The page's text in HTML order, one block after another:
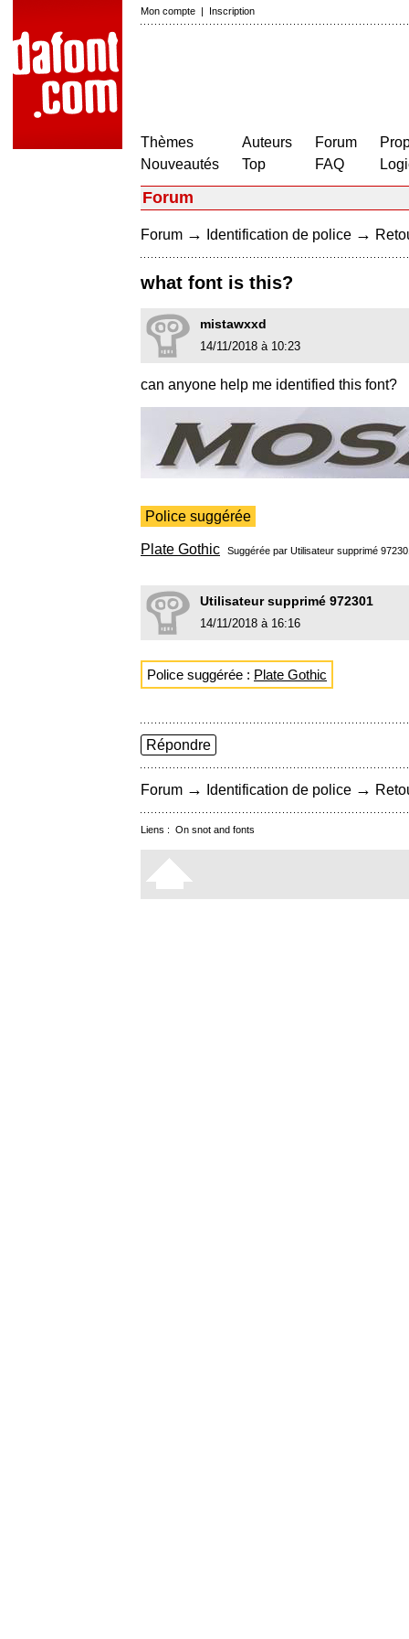
Mon compte | Inscription
Thèmes
Nouveautés
Auteurs
Top
Forum
FAQ
Forum
Forum → Identification de police →
what font is this?
mistawxxd
14/11/2018 à 10:23
can anyone help me identified this font?
Police suggérée
Plate Gothic Suggérée par Utilisateur supprimé
Utilisateur supprimé 972301
14/11/2018 à 16:16
Police suggérée : Plate Gothic
Répondre
Forum → Identification de police →
Liens : On snot and fonts